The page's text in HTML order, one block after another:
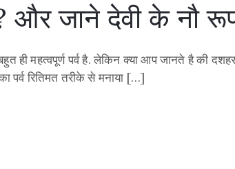
और जाने देवी के नौ
ही महत्वपूर्ण पर्व है. लेकिन क्या आप जानते है की
पर्व रितिमत तरीके से मनाया […]